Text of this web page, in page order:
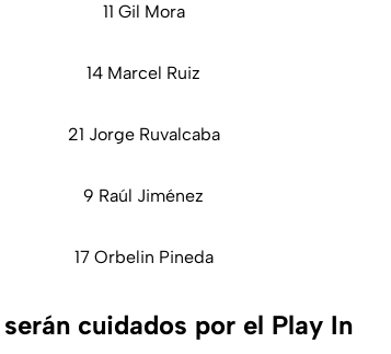
11 Gil Mora
14 Marcel Ruiz
21 Jorge Ruvalcaba
9 Raúl Jiménez
17 Orbelin Pineda
cuidados por el Play In